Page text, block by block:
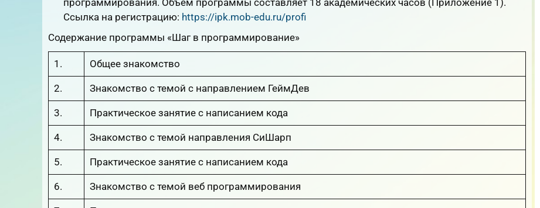
программирования. Объем программы составляет 18 академических часов (Приложение 1).
Ссылка на регистрацию: https://ipk.mob-edu.ru/profi
Содержание программы «Шаг в программирование»
1. Общее знакомство
2. Знакомство с темой с направлением ГеймДев
3. Практическое занятие с написанием кода
4. Знакомство с темой направления СиШарп
5. Практическое занятие с написанием кода
6. Знакомство с темой веб программирования